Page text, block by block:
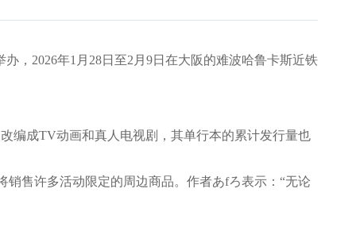
2026年1月28日至2月9日在大阪的难波哈鲁卡斯近铁
成TV动画和真人电视剧，其单行本的累计发行量也
售许多活动限定的周边商品。作者あfろ表示：“无论